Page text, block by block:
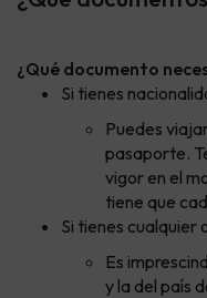
¿Qué documento
Si tienes
Puedes
pasaporte.
vigor en el
tiene que
Si tienes cualquier
Es
y la del país